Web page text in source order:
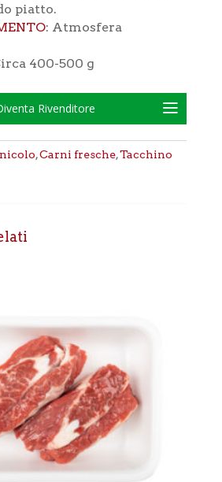
piatto.
: Atmosfera
400-500 g
Rivenditore
,Carni fresche,Tacchino